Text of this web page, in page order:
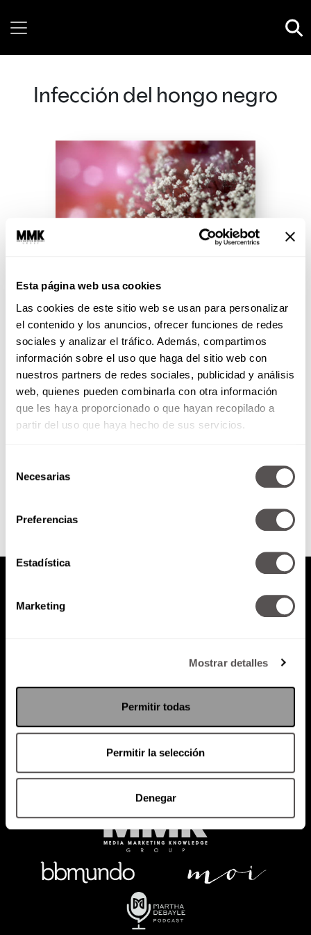
Esta página web usa cookies
Las cookies de este sitio web se usan para personalizar
el contenido y los anuncios, ofrecer funciones de redes
sociales y analizar el tráfico. Además, compartimos
información sobre el uso que haga del sitio web con
nuestros partners de redes sociales, publicidad y análisis
web, quienes pueden combinarla con otra información
que les haya proporcionado o que hayan recopilado a
partir del uso que haya hecho de sus servicios.
Necesarias
Preferencias
Estadística
Marketing
Mostrar detalles
Permitir todas
Permitir la selección
Denegar
Infección del hongo negro
¿Qué onda con el hongo negro?
Les vamos a dar las claves para
entender qué es el hongo negro
y si tiene o no importancia
sanitaria...
Política de Privacidad
PODCAST RADIO MARTHA EVENTOS
SACA TU ID